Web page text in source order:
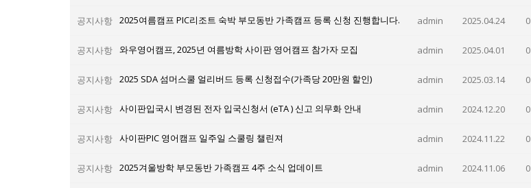
공지사항 2025여름캠프 PIC리조트 숙박 부모동반 가족캠프 등록 신청 진행합니다. admin 2025.04.24 0
공지사항 와우영어캠프, 2025년 여름방학 사이판 영어캠프 참가자 모집 admin 2025.04.01 0
공지사항 2025 SDA 섬머스쿨 얼리버드 등록 신청접수(가족당 20만원 할인) admin 2025.03.14 0
공지사항 사이판입국시 변경된 전자 입국신청서 (eTA ) 신고 의무화 안내 admin 2024.12.20 0
공지사항 사이판PIC 영어캠프 일주일 스쿨링 챌린져 admin 2024.11.22 0
공지사항 2025겨울방학 부모동반 가족캠프 4주 소식 업데이트 admin 2024.11.06 0